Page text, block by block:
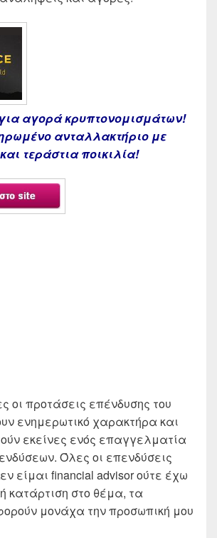
αγορά κρυπτονομισμάτων!
ανταλλακτήριο με
τεράστια ποικιλία!
οι προτάσεις επένδυσης του
ενημερωτικό χαρακτήρα και
εκείνες ενός επαγγελματία
Όλες οι επενδύσεις
είμαι financial advisor ούτε έχω
κατάρτιση στο θέμα, τα
μονάχα την προσωπική μου